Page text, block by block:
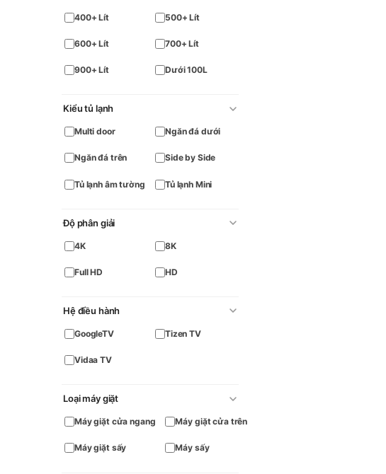
400+ Lít 500+ Lít
600+ Lít 700+ Lít
900+ Lít Dưới 100L
Kiểu tủ lạnh
Multi door Ngăn đá dưới
Ngăn đá trên Side by Side
Tủ lạnh âm tường Tủ lạnh Mini
Độ phân giải
4K 8K
Full HD HD
Hệ điều hành
GoogleTV Tizen TV
Vidaa TV
Loại máy giặt
Máy giặt cửa ngang Máy giặt cửa trên
Máy giặt sấy Máy sấy